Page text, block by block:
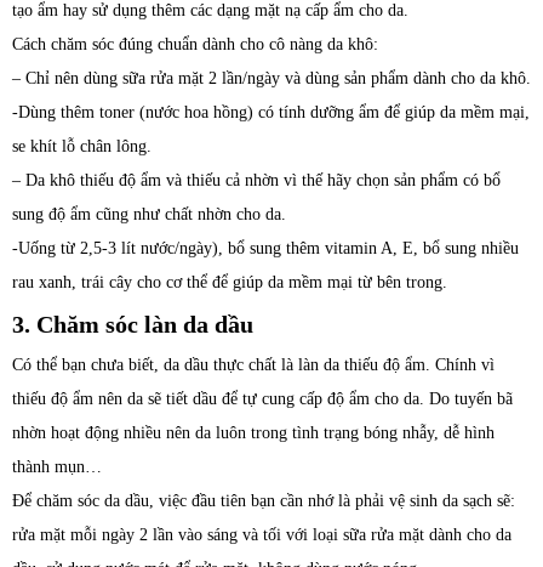
tạo ẩm hay sử dụng thêm các dạng mặt nạ cấp ẩm cho da.
Cách chăm sóc đúng chuẩn dành cho cô nàng da khô:
– Chỉ nên dùng sữa rửa mặt 2 lần/ngày và dùng sản phẩm dành cho da khô.
-Dùng thêm toner (nước hoa hồng) có tính dưỡng ẩm để giúp da mềm mại,
se khít lỗ chân lông.
– Da khô thiếu độ ẩm và thiếu cả nhờn vì thế hãy chọn sản phẩm có bổ
sung độ ẩm cũng như chất nhờn cho da.
-Uống từ 2,5-3 lít nước/ngày), bổ sung thêm vitamin A, E, bổ sung nhiều
rau xanh, trái cây cho cơ thể để giúp da mềm mại từ bên trong.
3. Chăm sóc làn da dầu
Có thể bạn chưa biết, da dầu thực chất là làn da thiếu độ ẩm. Chính vì
thiếu độ ẩm nên da sẽ tiết dầu để tự cung cấp độ ẩm cho da. Do tuyến bã
nhờn hoạt động nhiều nên da luôn trong tình trạng bóng nhẫy, dễ hình
thành mụn…
Để chăm sóc da dầu, việc đầu tiên bạn cần nhớ là phải vệ sinh da sạch sẽ:
rửa mặt mỗi ngày 2 lần vào sáng và tối với loại sữa rửa mặt dành cho da